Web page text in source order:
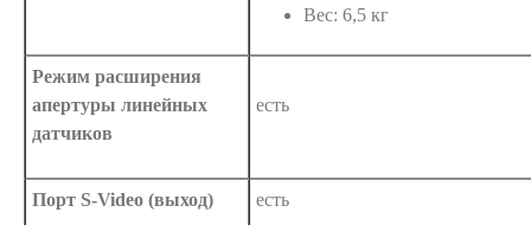
Вес: 6,5 кг
Режим расширения
апертуры линейных
датчиков
есть
Порт S-Video (выход) есть